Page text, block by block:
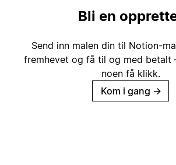
Bli en
Send inn malen din til Notion-
fremhevet og få til og med betalt
noen få klikk.
Kom i gang →